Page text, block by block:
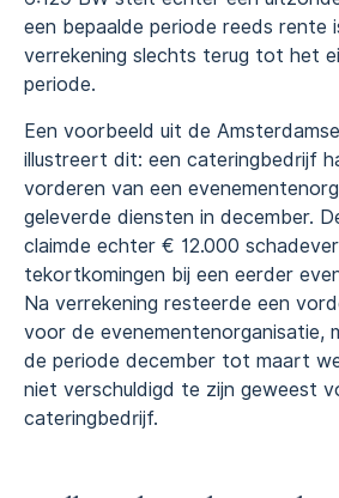
een bepaalde periode reeds rente
verrekening slechts terug tot het
periode.
Een voorbeeld uit de
illustreert dit: een cateringbedrijf
vorderen van een
geleverde diensten in december.
claimde echter € 12.000
tekortkomingen bij een eerder
Na verrekening resteerde een
voor de evenementenorganisatie,
de periode december tot maart
niet verschuldigd te zijn geweest
cateringbedrijf.